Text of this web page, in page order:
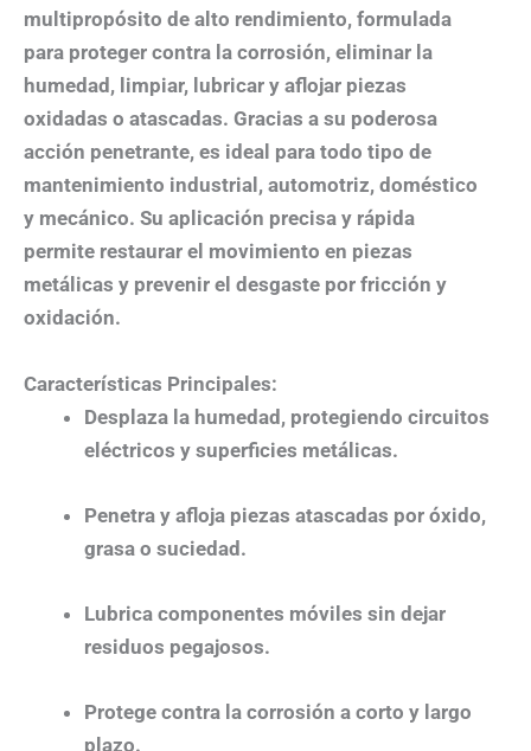
multipropósito de alto rendimiento, formulada
para proteger contra la corrosión, eliminar la
humedad, limpiar, lubricar y aflojar piezas
oxidadas o atascadas. Gracias a su poderosa
acción penetrante, es ideal para todo tipo de
mantenimiento industrial, automotriz, doméstico
y mecánico. Su aplicación precisa y rápida
permite restaurar el movimiento en piezas
metálicas y prevenir el desgaste por fricción y
oxidación.
Características Principales:
Desplaza la humedad, protegiendo circuitos
eléctricos y superficies metálicas.
Penetra y afloja piezas atascadas por óxido,
grasa o suciedad.
Lubrica componentes móviles sin dejar
residuos pegajosos.
Protege contra la corrosión a corto y largo
plazo.